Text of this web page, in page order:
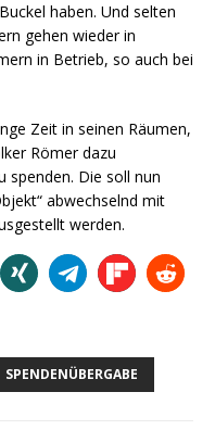
haben. Und selten
gehen wieder in
in Betrieb, so auch bei
Zeit in seinen Räumen,
Römer dazu
spenden. Die soll nun
abwechselnd mit
werden.
SPENDENÜBERGABE